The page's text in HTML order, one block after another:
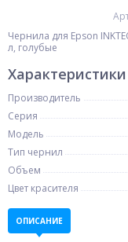
Чернила для Epson
л, голубые
Характеристики
Производитель
Серия
Модель
Тип чернил
Объем
Цвет красителя
ОПИСАНИЕ